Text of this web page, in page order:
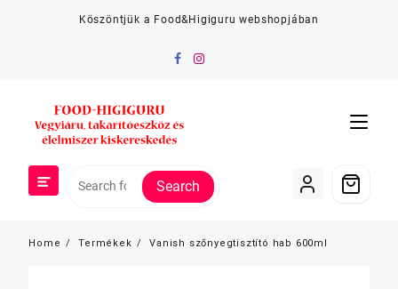
Köszöntjük a Food&Higiguru webshopjában
Search
Home Termékek Vanish szőnyegtisztító hab 600ml